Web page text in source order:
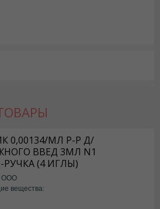
0,00134/МЛ Р-Р Д/
ВВЕД 3МЛ N1
(4 ИГЛЫ)
ООО
вещества: